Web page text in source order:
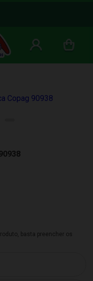
basta preencher os